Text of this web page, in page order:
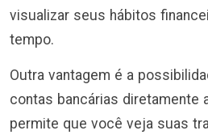
visualizar seus hábitos
tempo.
Outra vantagem é a
contas bancárias diretamente
permite que você veja suas